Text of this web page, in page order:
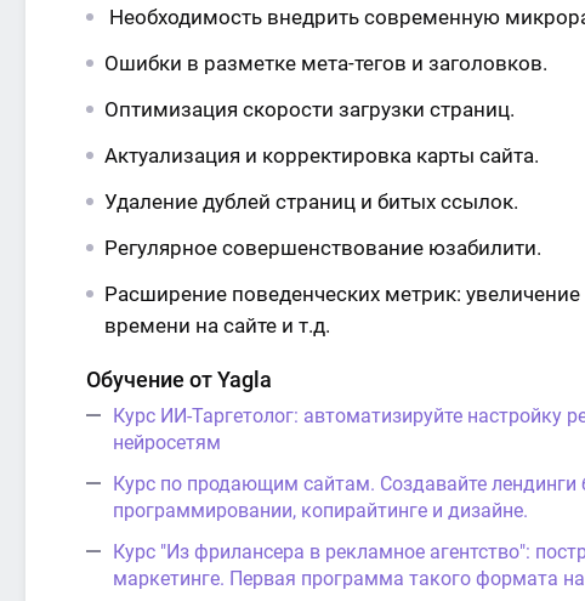
Необходимость внедрить современную
Ошибки в разметке мета-тегов и заголовков.
Оптимизация скорости загрузки страниц.
Актуализация и корректировка карты сайта.
Удаление дублей страниц и битых ссылок.
Регулярное совершенствование юзабилити.
Расширение поведенческих метрик:
времени на сайте и т.д.
Обучение от Yagla
Курс ИИ-Таргетолог: автоматизируйте настройку
нейросетям
Курс по продающим сайтам. Создавайте лендинги
программировании, копирайтинге и дизайне.
Курс "Из фрилансера в рекламное агентство":
маркетинге. Первая программа такого формата